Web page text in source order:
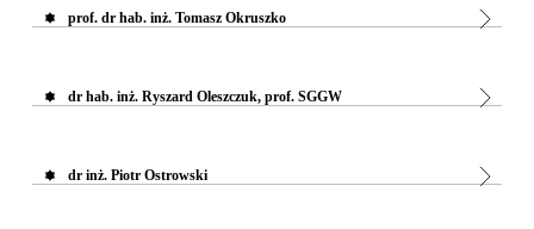
prof. dr hab. inż. Tomasz Okruszko
dr hab. inż. Ryszard Oleszczuk, prof. SGGW
dr inż. Piotr Ostrowski